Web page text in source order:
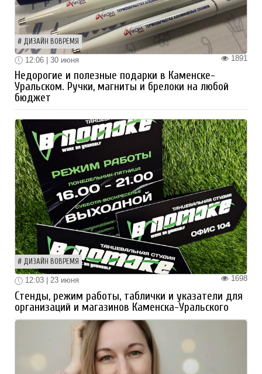
ДИЗАЙН ВОВРЕМЯ
1891
12:06 | 30 июня
Недорогие и полезные подарки в Каменске-
Уральском. Ручки, магниты и брелоки на любой
бюджет
ДИЗАЙН ВОВРЕМЯ
1698
12:03 | 23 июня
Стенды, режим работы, таблички и указатели для
организаций и магазинов Каменска-Уральского